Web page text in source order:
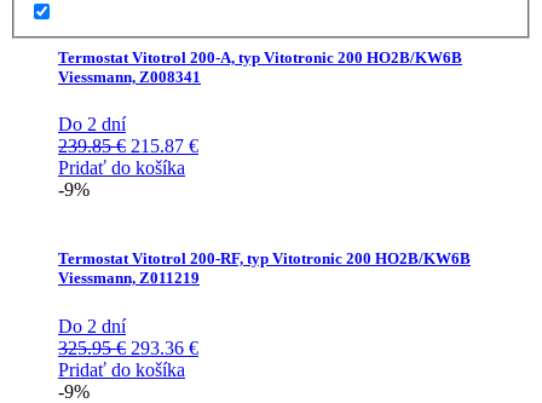
Termostat Vitotrol 200-A, typ Vitotronic 200 HO2B/KW6B
Viessmann, Z008341
Do 2 dní
239.85€ Pôvodná
cena
215.87 €Aktuálna
Pridať do košíka
-9%
Termostat Vitotrol 200-RF, typ Vitotronic 200 HO2B/KW6B
Viessmann, Z011219
Do 2 dní
325.95€ Pôvodná
cena
293.36 €Aktuálna
Pridať do košíka
-9%